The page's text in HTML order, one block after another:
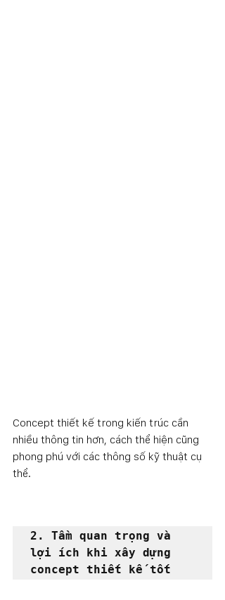
Concept thiết kế trong kiến trúc cần
nhiều thông tin hơn, cách thể hiện cũng
phong phú với các thông số kỹ thuật cụ
thể.
2. Tầm quan trọng và
lợi ích khi xây dựng
concept thiết kế tốt